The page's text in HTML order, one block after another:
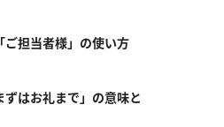
担当者様」の使い方
はお礼まで」の意味と